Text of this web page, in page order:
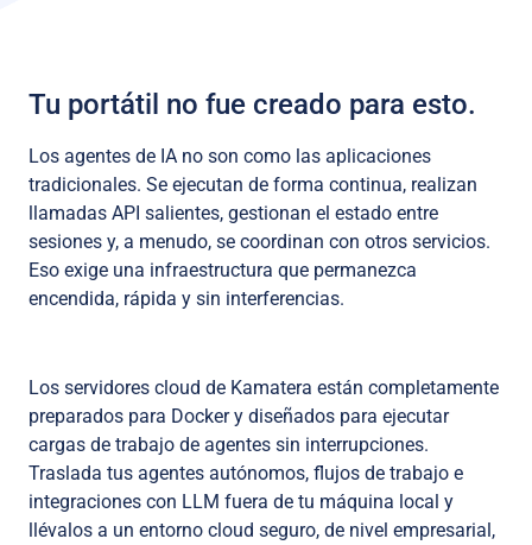
Tu portátil no fue creado para esto.
Los agentes de IA no son como las aplicaciones
tradicionales. Se ejecutan de forma continua, realizan
llamadas API salientes, gestionan el estado entre
sesiones y, a menudo, se coordinan con otros servicios.
Eso exige una infraestructura que permanezca
encendida, rápida y sin interferencias.
Los servidores cloud de Kamatera están completamente
preparados para Docker y diseñados para ejecutar
cargas de trabajo de agentes sin interrupciones.
Traslada tus agentes autónomos, flujos de trabajo e
integraciones con LLM fuera de tu máquina local y
llévalos a un entorno cloud seguro, de nivel empresarial,